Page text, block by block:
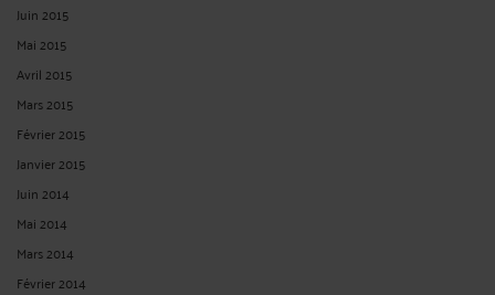
Juin 2015
Mai 2015
Avril 2015
Mars 2015
Février 2015
Janvier 2015
Juin 2014
Mai 2014
Mars 2014
Février 2014